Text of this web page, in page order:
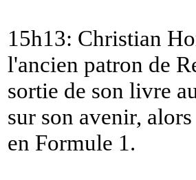
15h13: Christian
l'ancien patron de
sortie de son livre
sur son avenir,
en Formule 1.